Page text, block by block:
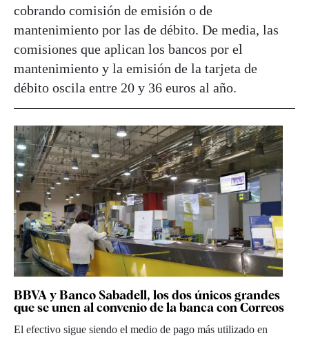
cobrando comisión de emisión o de
mantenimiento por las de débito. De media, las
comisiones que aplican los bancos por el
mantenimiento y la emisión de la tarjeta de
débito oscila entre 20 y 36 euros al año.
BBVA y Banco Sabadell, los dos únicos grandes
que se unen al convenio de la banca con Correos
El efectivo sigue siendo el medio de pago más utilizado en